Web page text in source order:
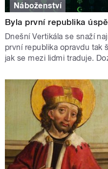
Náboženství
Byla první republika
Dnešní Vertikála se snaží
první republika opravdu tak
jak se mezi lidmi traduje.